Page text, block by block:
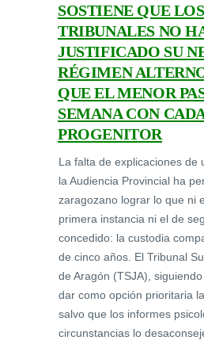
SOSTIENE QUE LOS
TRIBUNALES NO
JUSTIFICADO SU
RÉGIMEN
QUE EL MENOR
SEMANA CON
PROGENITOR
La falta de explicaciones de
la Audiencia Provincial ha
zaragozano lograr lo que ni
primera instancia ni el de
concedido: la custodia
de cinco años. El Tribunal
de Aragón (TSJA),
dar como opción prioritaria
salvo que los informes
circunstancias lo